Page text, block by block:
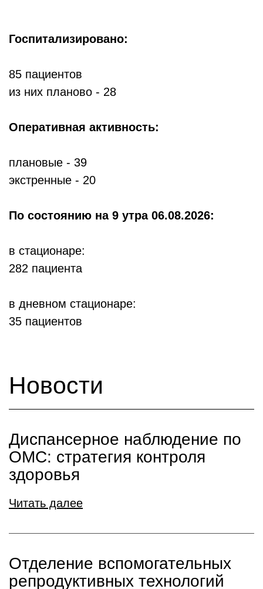
Госпитализировано:
85 пациентов
из них планово - 28
Оперативная активность:
плановые - 39
экстренные - 20
По состоянию на 9 утра 06.08.2026:
в стационаре:
282 пациента
в дневном стационаре:
35 пациентов
Новости
Диспансерное наблюдение по
ОМС: стратегия контроля
здоровья
Читать далее
Отделение вспомогательных
репродуктивных технологий